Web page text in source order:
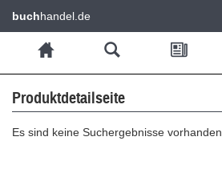
buchhandel.de
Produktdetailseite
Es sind keine Suchergebnisse vorhanden